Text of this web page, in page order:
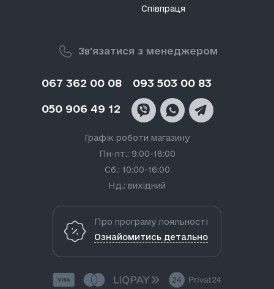
Зв'язатися з менеджером
067 362 00 08 093 503 00 83
050 906 49 12
Графік роботи магазину
Пн-пт.: 9:00-18:00
Сб.: 10:00-16:00
Нд.: вихідний
Співпраця
Про програму лояльності
Ознайомитись детально